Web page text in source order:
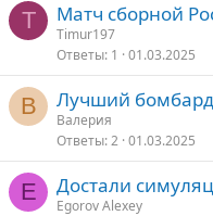
T Матч сборной
Timur197
Ответы 1 01.03.2025
В Лучший
Валерия
Ответы 2 01.03.2025
E Достали
Egorov Alexey